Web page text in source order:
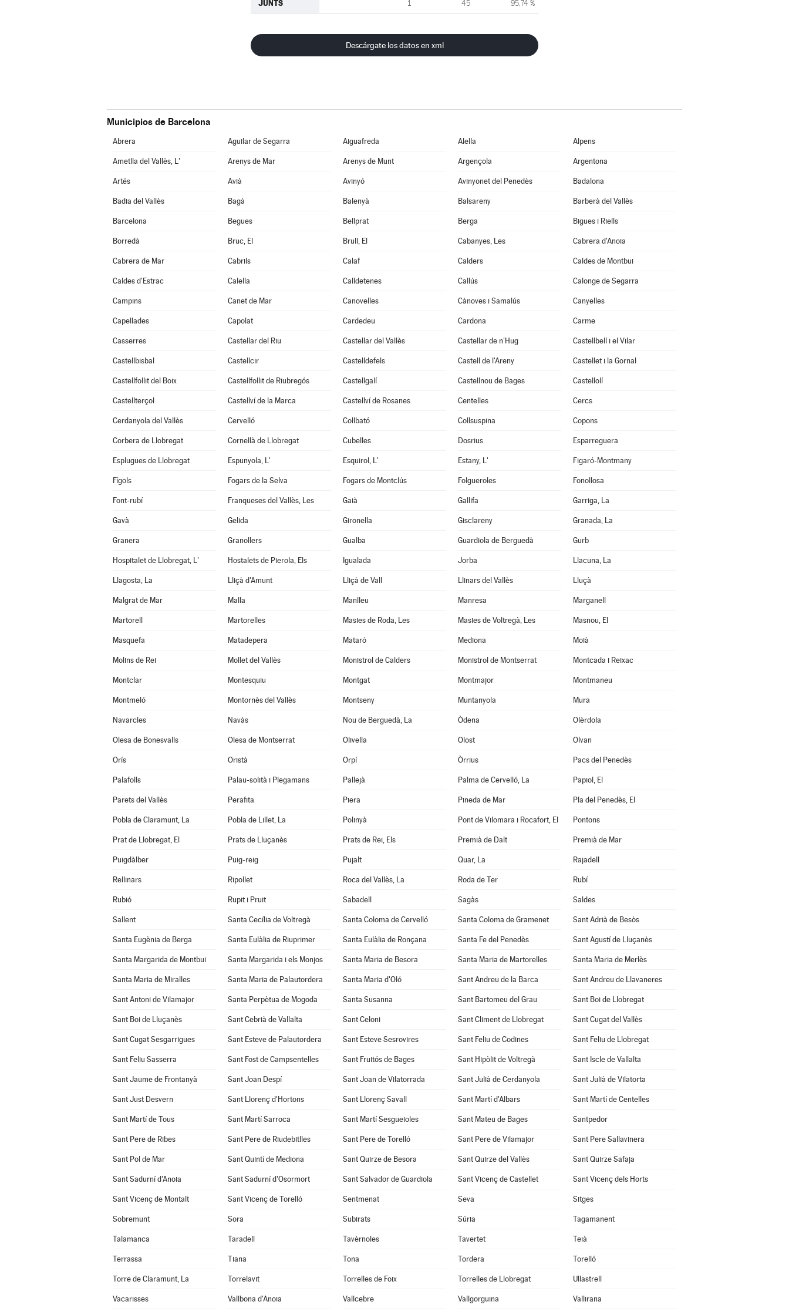
JUNTS 1 45 95,74 %
Descárgate los datos en xml
Municipios de Barcelona
Abrera Aguilar de Segarra Aiguafreda Alella Alpens
Ametlla del Vallès, L' Arenys de Mar Arenys de Munt Argençola Argentona
Artés Avià Avinyó Avinyonet del Penedès Badalona
Badia del Vallès Bagà Balenyà Balsareny Barberà del Vallès
Barcelona Begues Bellprat Berga Bigues i Riells
Borredà Bruc, El Brull, El Cabanyes, Les Cabrera d'Anoia
Cabrera de Mar Cabrils Calaf Calders Caldes de Montbui
Caldes d'Estrac Calella Calldetenes Callús Calonge de Segarra
Campins Canet de Mar Canovelles Cànoves i Samalús Canyelles
Capellades Capolat Cardedeu Cardona Carme
Casserres Castellar del Riu Castellar del Vallès Castellar de n'Hug Castellbell i el Vilar
Castellbisbal Castellcir Castelldefels Castell de l'Areny Castellet i la Gornal
Castellfollit del Boix Castellfollit de Riubregós Castellgalí Castellnou de Bages Castellolí
Castellterçol Castellví de la Marca Castellví de Rosanes Centelles Cercs
Cerdanyola del Vallès Cervelló Collbató Collsuspina Copons
Corbera de Llobregat Cornellà de Llobregat Cubelles Dosrius Esparreguera
Esplugues de Llobregat Espunyola, L' Esquirol, L' Estany, L' Figaró-Montmany
Fígols Fogars de la Selva Fogars de Montclús Folgueroles Fonollosa
Font-rubí Franqueses del Vallès, Les Gaià Gallifa Garriga, La
Gavà Gelida Gironella Gisclareny Granada, La
Granera Granollers Gualba Guardiola de Berguedà Gurb
Hospitalet de Llobregat, L' Hostalets de Pierola, Els Igualada Jorba Llacuna, La
Llagosta, La Lliçà d'Amunt Lliçà de Vall Llinars del Vallès Lluçà
Malgrat de Mar Malla Manlleu Manresa Marganell
Martorell Martorelles Masies de Roda, Les Masies de Voltregà, Les Masnou, El
Masquefa Matadepera Mataró Mediona Moià
Molins de Rei Mollet del Vallès Monistrol de Calders Monistrol de Montserrat Montcada i Reixac
Montclar Montesquiu Montgat Montmajor Montmaneu
Montmeló Montornès del Vallès Montseny Muntanyola Mura
Navarcles Navàs Nou de Berguedà, La Òdena Olèrdola
Olesa de Bonesvalls Olesa de Montserrat Olivella Olost Olvan
Orís Oristà Orpí Òrrius Pacs del Penedès
Palafolls Palau-solità i Plegamans Pallejà Palma de Cervelló, La Papiol, El
Parets del Vallès Perafita Piera Pineda de Mar Pla del Penedès, El
Pobla de Claramunt, La Pobla de Lillet, La Polinyà Pont de Vilomara i Rocafort, El Pontons
Prat de Llobregat, El Prats de Lluçanès Prats de Rei, Els Premià de Dalt Premià de Mar
Puigdàlber Puig-reig Pujalt Quar, La Rajadell
Rellinars Ripollet Roca del Vallès, La Roda de Ter Rubí
Rubió Rupit i Pruit Sabadell Sagàs Saldes
Sallent Santa Cecília de Voltregà Santa Coloma de Cervelló Santa Coloma de Gramenet Sant Adrià de Besòs
Santa Eugènia de Berga Santa Eulàlia de Riuprimer Santa Eulàlia de Ronçana Santa Fe del Penedès Sant Agustí de Lluçanès
Santa Margarida de Montbui Santa Margarida i els Monjos Santa Maria de Besora Santa Maria de Martorelles Santa Maria de Merlès
Santa Maria de Miralles Santa Maria de Palautordera Santa Maria d'Oló Sant Andreu de la Barca Sant Andreu de Llavaneres
Sant Antoni de Vilamajor Santa Perpètua de Mogoda Santa Susanna Sant Bartomeu del Grau Sant Boi de Llobregat
Sant Boi de Lluçanès Sant Cebrià de Vallalta Sant Celoni Sant Climent de Llobregat Sant Cugat del Vallès
Sant Cugat Sesgarrigues Sant Esteve de Palautordera Sant Esteve Sesrovires Sant Feliu de Codines Sant Feliu de Llobregat
Sant Feliu Sasserra Sant Fost de Campsentelles Sant Fruitós de Bages Sant Hipòlit de Voltregà Sant Iscle de Vallalta
Sant Jaume de Frontanyà Sant Joan Despí Sant Joan de Vilatorrada Sant Julià de Cerdanyola Sant Julià de Vilatorta
Sant Just Desvern Sant Llorenç d'Hortons Sant Llorenç Savall Sant Martí d'Albars Sant Martí de Centelles
Sant Martí de Tous Sant Martí Sarroca Sant Martí Sesgueioles Sant Mateu de Bages Santpedor
Sant Pere de Ribes Sant Pere de Riudebitlles Sant Pere de Torelló Sant Pere de Vilamajor Sant Pere Sallavinera
Sant Pol de Mar Sant Quintí de Mediona Sant Quirze de Besora Sant Quirze del Vallès Sant Quirze Safaja
Sant Sadurní d'Anoia Sant Sadurní d'Osormort Sant Salvador de Guardiola Sant Vicenç de Castellet Sant Vicenç dels Horts
Sant Vicenç de Montalt Sant Vicenç de Torelló Sentmenat Seva Sitges
Sobremunt Sora Subirats Súria Tagamanent
Talamanca Taradell Tavèrnoles Tavertet Teià
Terrassa Tiana Tona Tordera Torelló
Torre de Claramunt, La Torrelavit Torrelles de Foix Torrelles de Llobregat Ullastrell
Vacarisses Vallbona d'Anoia Vallcebre Vallgorguina Vallirana